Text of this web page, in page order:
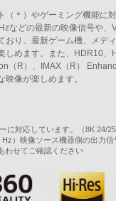
（＊）やゲーミング機能に
などの最新の映像信号や、
おり、最新ゲーム機、メデ
しめます。また、HDR10、
（R）、IMAX（R）
映像が楽しめます。
に対応しています。（8K 24/
Hz）映像ソース機器側の出力
わせてご確認ください